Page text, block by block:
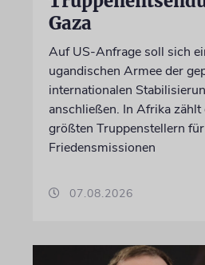
Gaza
Auf US-Anfrage soll sich
ugandischen Armee der
internationalen
anschließen. In Afrika zählt
größten Truppenstellern für
Friedensmissionen
07.08.2026